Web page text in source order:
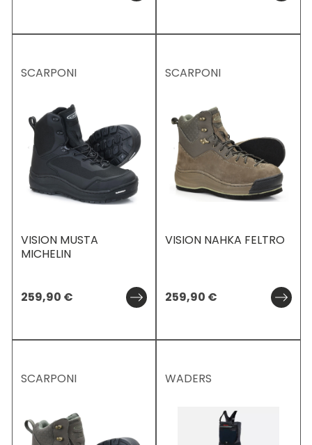
SCARPONI
VISION MUSTA
MICHELIN
259,90 €
SCARPONI
VISION NAHKA FELTRO
259,90 €
SCARPONI WADERS